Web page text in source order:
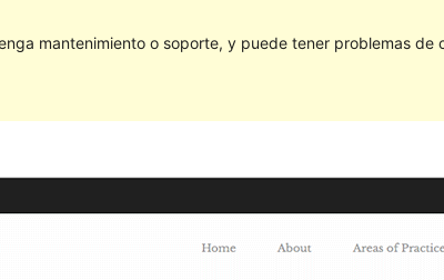
mantenimiento o soporte, y puede tener problemas de